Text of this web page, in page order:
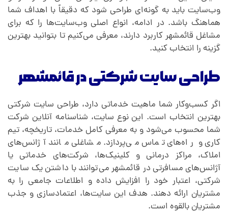
وب‌سایت باید به گونه‌ای طراحی شود که دقیقاً با اهداف شما
هماهنگ باشد. در ادامه، انواع اصلی وب‌سایت‌ها را که برای
مشاغل قائمشهر کاربرد دارند، معرفی می‌کنیم تا بتوانید بهترین
گزینه را انتخاب کنید.
طراحی سایت شرکتی در قائمشهر
اگر کسب‌وکار شما ماهیت خدماتی دارد، طراحی سایت شرکتی
بهترین انتخاب است. این نوع سایت، شناسنامه آنلاین شرکت
شما محسوب می‌شود و به معرفی کامل خدمات، تاریخچه، تیم
کاری و راه‌های تماس می‌پردازد. مشاغلی مانند آژانس‌های
املاک، مراکز درمانی و کلینیک‌ها، شرکت‌های خدماتی یا
آژانس‌های مسافرتی در قائمشهر می‌توانند با داشتن یک سایت
شرکتی، اعتبار خود را افزایش داده و اطلاعات جامعی را به
مشتریان ارائه دهند. هدف این سایت‌ها، اعتمادسازی و جذب
مشتریان بالقوه است.